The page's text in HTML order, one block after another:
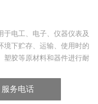
于电工、电子、仪器仪表及
境下贮存、运输、使用时的
塑胶等原材料和器件进行耐
服务电话